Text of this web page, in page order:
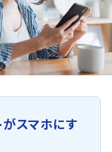
スマホにす